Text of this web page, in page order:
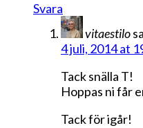
Svara
vitaestilo
4 juli, 2014 at
Tack snälla T!
Hoppas ni får
Tack för igår!